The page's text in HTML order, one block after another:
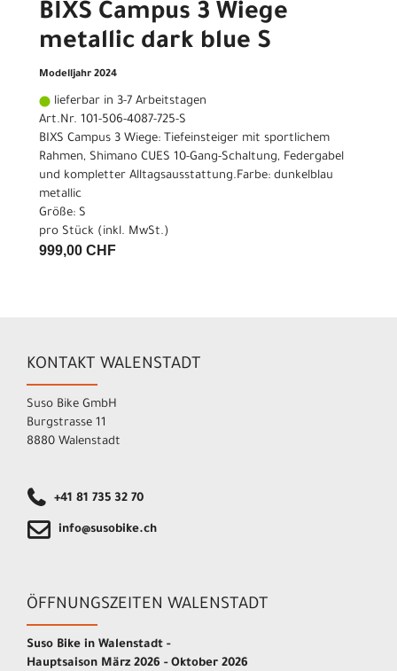
BIXS Campus 3 Wiege
metallic dark blue S
Modelljahr 2024
lieferbar in 3-7 Arbeitstagen
Art.Nr. 101-506-4087-725-S
BIXS Campus 3 Wiege: Tiefeinsteiger mit sportlichem
Rahmen, Shimano CUES 10-Gang-Schaltung, Federgabel
und kompletter Alltagsausstattung.Farbe: dunkelblau
metallic
Größe: S
pro Stück (inkl. MwSt.)
999,00 CHF
KONTAKT WALENSTADT
Suso Bike GmbH
Burgstrasse 11
8880 Walenstadt
+41 81 735 32 70
info@susobike.ch
ÖFFNUNGSZEITEN WALENSTADT
Suso Bike in Walenstadt -
Hauptsaison März 2026 - Oktober 2026